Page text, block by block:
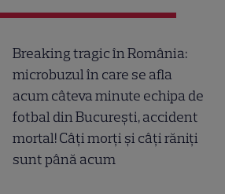
Breaking tragic în România:
microbuzul în care se afla
acum câteva minute echipa de
fotbal din București, accident
mortal! Câți morți și câți răniți
sunt până acum